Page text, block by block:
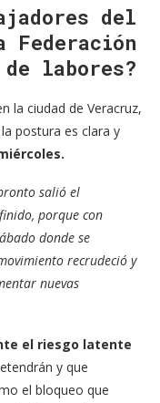
del
labores?
la ciudad de Veracruz,
postura es clara y
salió el
porque con
donde se
recrudeció y
nuevas
el riesgo latente
y que
el bloqueo que